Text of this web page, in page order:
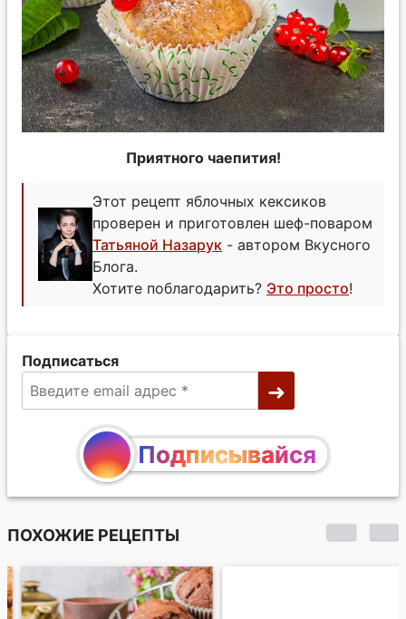
Приятного чаепития!
Этот рецепт яблочных кексиков
проверен и приготовлен шеф-поваром
Татьяной Назарук - автором Вкусного
Блога.
Хотите поблагодарить? Это просто!
Подписаться
Подписывайся
ПОХОЖИЕ РЕЦЕПТЫ